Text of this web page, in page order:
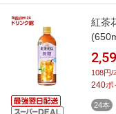
紅茶
108円/
240ポ
24本